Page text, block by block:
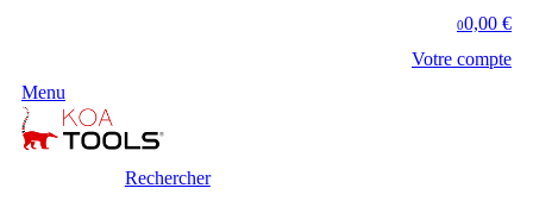
00,00 €
Votre compte
Menu
Rechercher